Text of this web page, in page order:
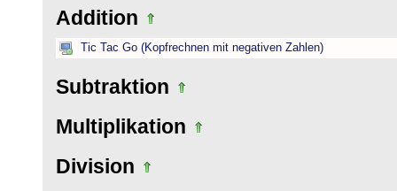
Addition
Tic Tac Go (Kopfrechnen mit negativen Zahlen)
Subtraktion
Multiplikation
Division